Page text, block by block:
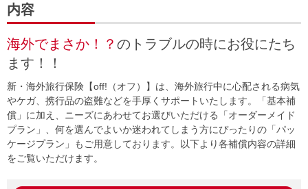
内容
海外でまさか！？ のトラブルの時にお役にたち
ます！！
新・海外旅行保険【off!（オフ）】は、海外旅行中に心配される病気
やケガ、携行品の盗難などを手厚くサポートいたします。「基本補
償」に加え、ニーズにあわせてお選びいただける「オーダーメイド
プラン」、何を選んでよいか迷われてしまう方にぴったりの「パッ
ケージプラン」もご用意しております。以下より各補償内容の詳細
をご覧いただけます。